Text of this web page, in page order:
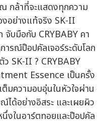
กล้าที่จะแสดงทุกความ
งอย่างแท้จริง SK-II
บมือกับ CRYBABY คา
ารณ์ป๊อปคัลเจอร์ระดับโลก
SK-II ? CRYBABY
Essence เป็นครั้ง
มความอบอุ่นในหัวใจผ่าน
ด้อย่างอิสระ และเผยผิว
งในอาร์ตทอยและป๊อปคัล